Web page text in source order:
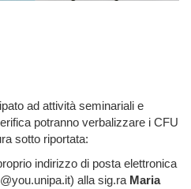
ad attività seminariali e
potranno verbalizzare i CFU
sotto riportata:
indirizzo di posta elettronica
alla sig.ra Maria